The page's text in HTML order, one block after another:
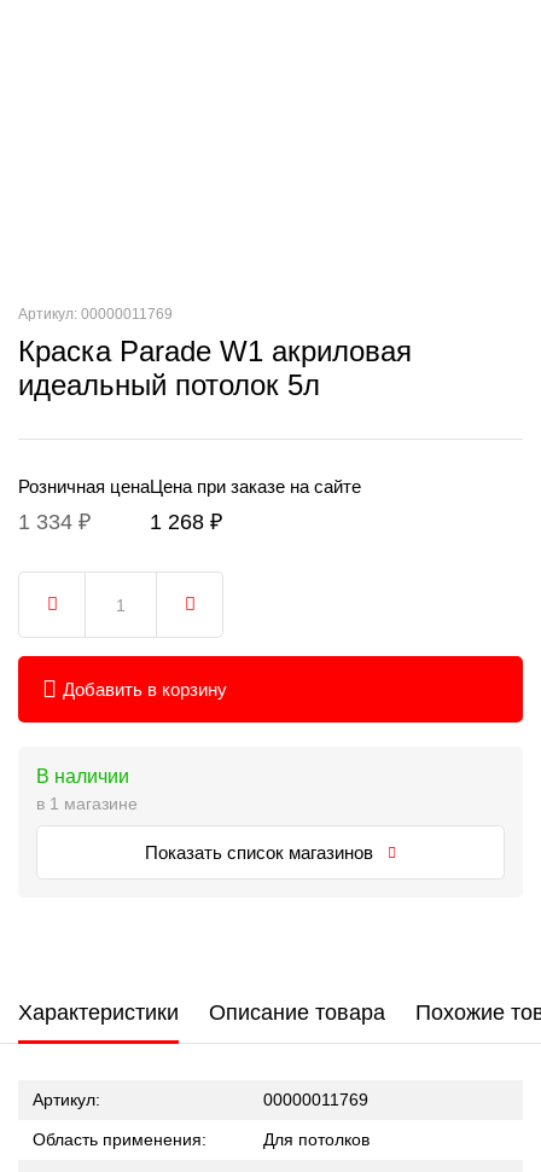
Артикул: 00000011769
Краска Parade W1 акриловая
идеальный потолок 5л
Розничная цена
1 334 ₽
Цена при заказе на сайте
1 268 ₽
Добавить в корзину
В наличии
в 1 магазине
Показать список магазинов
Характеристики Описание товара Похожие
Артикул: 00000011769
Область применения: Для потолков